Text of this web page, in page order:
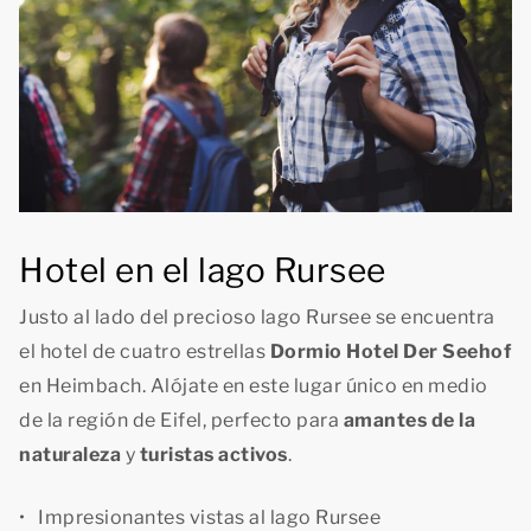
Hotel en el lago Rursee
Justo al lado del precioso lago Rursee se encuentra
el hotel de cuatro estrellas Dormio Hotel Der Seehof
en Heimbach. Alójate en este lugar único en medio
de la región de Eifel, perfecto para amantes de la
naturaleza y turistas activos.
Impresionantes vistas al lago Rursee